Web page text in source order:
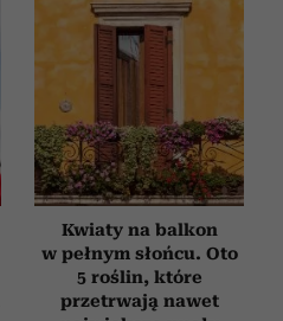
Kwiaty na balkon
w pełnym słońcu. Oto
5 roślin, które
przetrwają nawet